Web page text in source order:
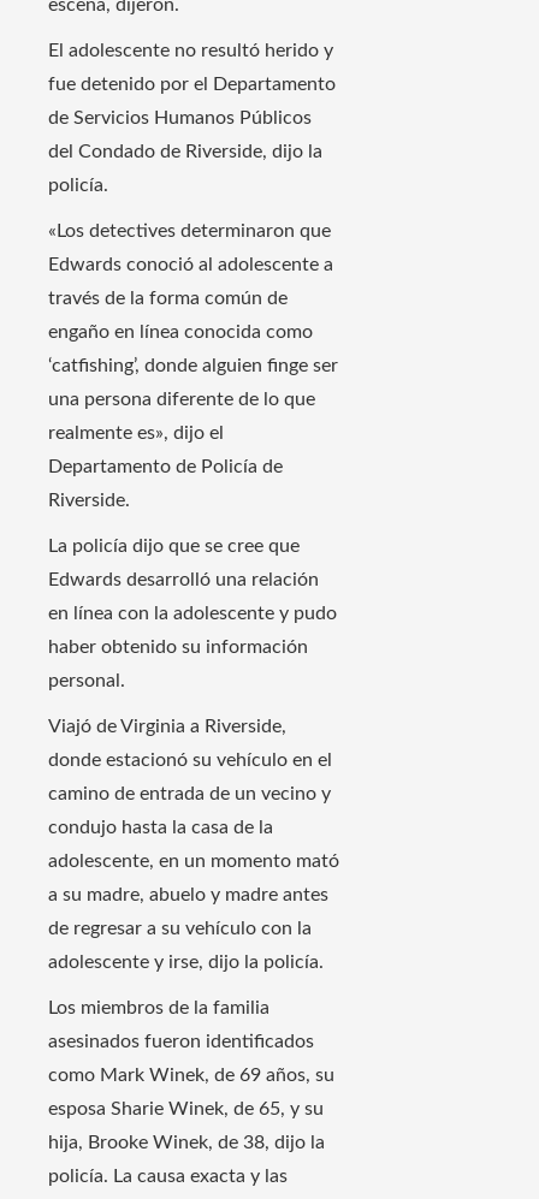
escena, dijeron.
El adolescente no resultó herido y
fue detenido por el Departamento
de Servicios Humanos Públicos
del Condado de Riverside, dijo la
policía.
«Los detectives determinaron que
Edwards conoció al adolescente a
través de la forma común de
engaño en línea conocida como
‘catfishing’, donde alguien finge ser
una persona diferente de lo que
realmente es», dijo el
Departamento de Policía de
Riverside.
La policía dijo que se cree que
Edwards desarrolló una relación
en línea con la adolescente y pudo
haber obtenido su información
personal.
Viajó de Virginia a Riverside,
donde estacionó su vehículo en el
camino de entrada de un vecino y
condujo hasta la casa de la
adolescente, en un momento mató
a su madre, abuelo y madre antes
de regresar a su vehículo con la
adolescente y irse, dijo la policía.
Los miembros de la familia
asesinados fueron identificados
como Mark Winek, de 69 años, su
esposa Sharie Winek, de 65, y su
hija, Brooke Winek, de 38, dijo la
policía. La causa exacta y las